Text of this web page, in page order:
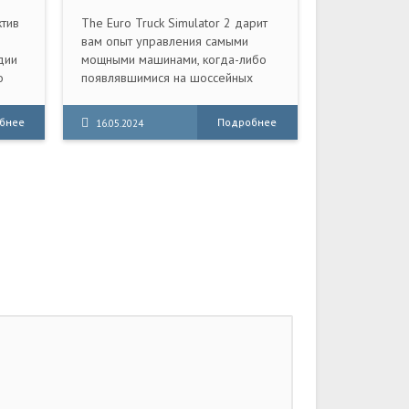
звуков.
(v1.57.2.2s + 103 DLC +
Мультиплеер)
The Euro Truck Simulator 2 дарит
вам опыт управления самыми
мощными машинами, когда-либо
появлявшимися на шоссейных
16.05.2024 Подробнее